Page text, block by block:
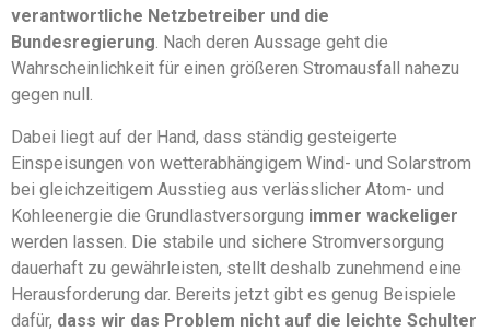
verantwortliche Netzbetreiber und die
Bundesregierung. Nach deren Aussage geht die
Wahrscheinlichkeit für einen größeren Stromausfall nahezu
gegen null.
Dabei liegt auf der Hand, dass ständig gesteigerte
Einspeisungen von wetterabhängigem Wind- und Solarstrom
bei gleichzeitigem Ausstieg aus verlässlicher Atom- und
Kohleenergie die Grundlastversorgung immer wackeliger
werden lassen. Die stabile und sichere Stromversorgung
dauerhaft zu gewährleisten, stellt deshalb zunehmend eine
Herausforderung dar. Bereits jetzt gibt es genug Beispiele
dafür, dass wir das Problem nicht auf die leichte Schulter